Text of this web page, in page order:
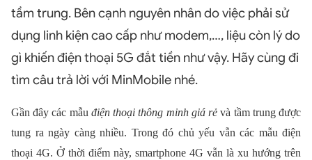
tầm trung. Bên cạnh nguyên nhân do việc phải sử
dụng linh kiện cao cấp như modem,…, liệu còn lý do
gì khiến điện thoại 5G đắt tiền như vậy. Hãy cùng đi
tìm câu trả lời với MinMobile nhé.
Gần đây các mẫu điện thoại thông minh giá rẻ và tầm trung được
tung ra ngày càng nhiều. Trong đó chủ yếu vẫn các mẫu điện
thoại 4G. Ở thời điểm này, smartphone 4G vẫn là xu hướng trên